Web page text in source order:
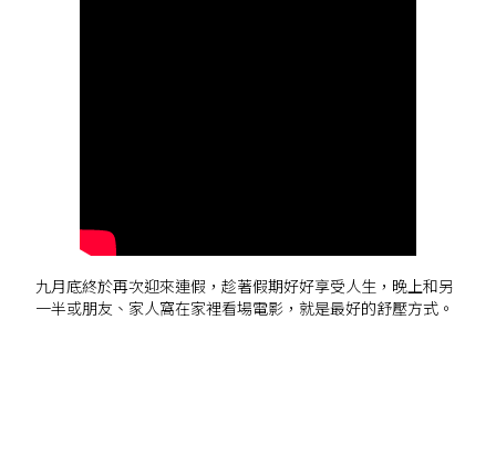
九月底終於再次迎來連假，趁著假期好好享受人生，晚上和另
一半或朋友、家人窩在家裡看場電影，就是最好的舒壓方式。